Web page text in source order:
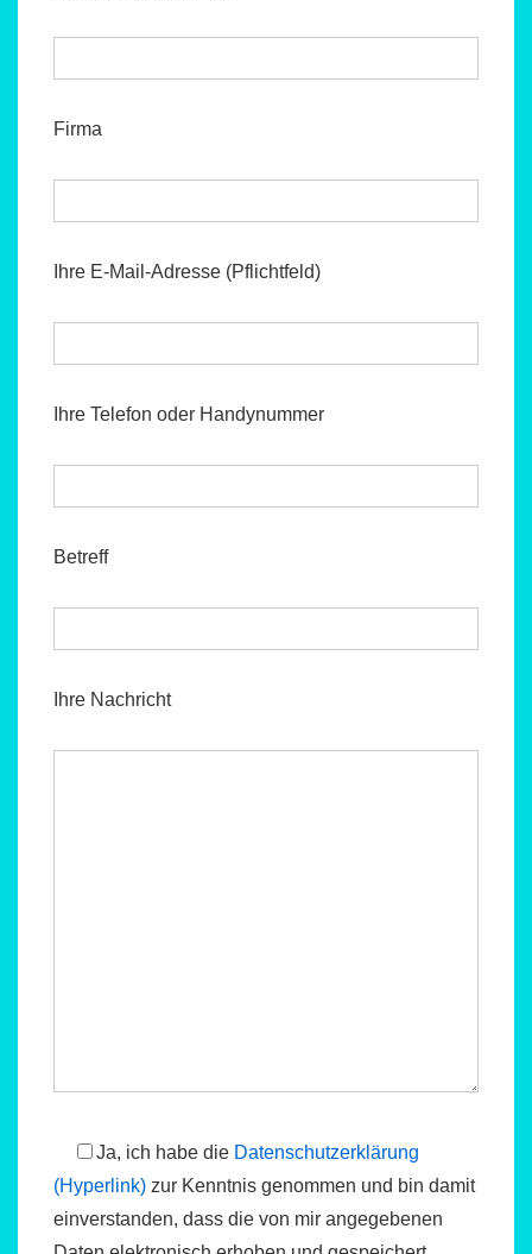
Firma
Ihre E-Mail-Adresse (Pflichtfeld)
Ihre Telefon oder Handynummer
Betreff
Ihre Nachricht
Ja, ich habe die Datenschutzerklärung
(Hyperlink) zur Kenntnis genommen und bin damit
einverstanden, dass die von mir angegebenen